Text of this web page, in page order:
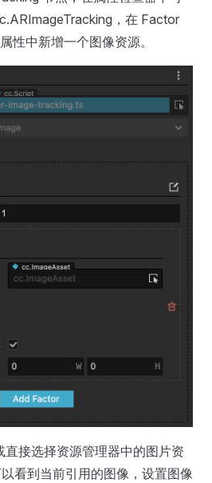
，在 Factor
性中新增一个图像资源。
接选择资源管理器中的图片资
看到当前引用的图像，设置图像